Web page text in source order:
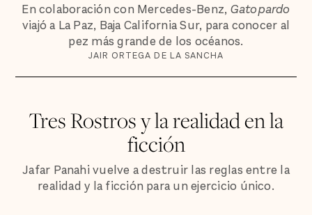
En colaboración con Mercedes-Benz, Gatopardo
viajó a La Paz, Baja California Sur, para conocer al
pez más grande de los océanos.
JAIR ORTEGA DE LA SANCHA
Tres Rostros y la realidad en la
ficción
Jafar Panahi vuelve a destruir las reglas entre la
realidad y la ficción para un ejercicio único.